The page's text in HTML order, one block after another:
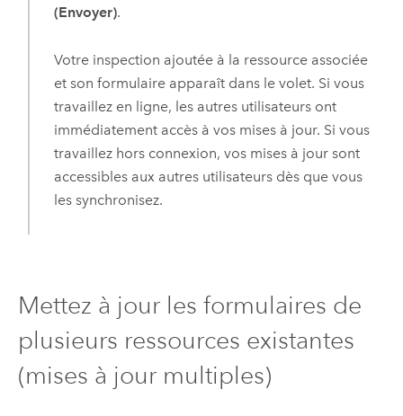
(Envoyer).
Votre inspection ajoutée à la ressource associée
et son formulaire apparaît dans le volet. Si vous
travaillez en ligne, les autres utilisateurs ont
immédiatement accès à vos mises à jour. Si vous
travaillez hors connexion, vos mises à jour sont
accessibles aux autres utilisateurs dès que vous
les synchronisez.
Mettez à jour les formulaires de
plusieurs ressources existantes
(mises à jour multiples)